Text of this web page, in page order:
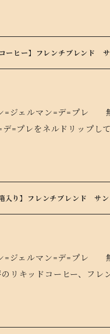
リキッドタイプのフレ
コーヒー】フレンチブレン
ン=デ=プレ 無糖 1,000ml フレンチ
デ=プレをネルドリップし
。 リキッドタイプのフレ
箱入り】フレンチブレンド
ルマン=デ=プレ 無糖 1,000ml
のリキッドコーヒー、